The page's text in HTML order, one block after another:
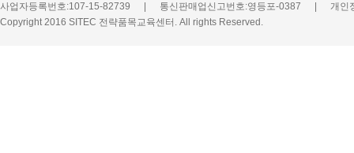
사업자등록번호:107-15-82739
통신판매업신고번호:영등포-0387
개인
Copyright 2016 SITEC 전략품목교육센터. All rights Reserved.